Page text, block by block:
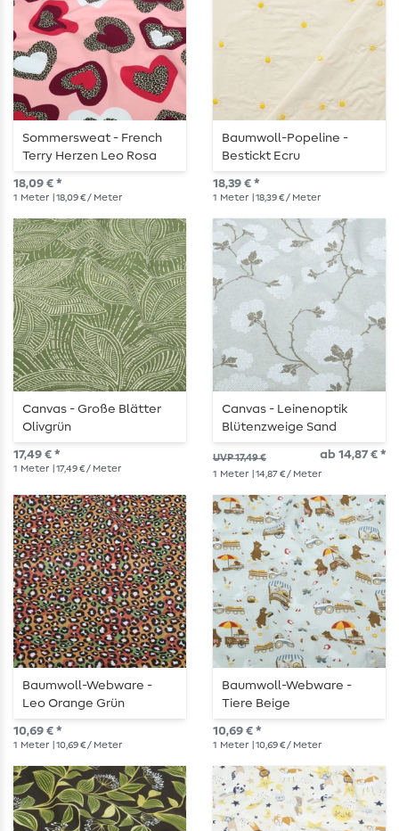
Sommersweat - French
Terry Herzen Leo Rosa
Angeraut
18,09 € *
1 Meter | 18,09 € / Meter
Baumwoll-Popeline -
Bestickt Ecru
18,39 € *
1 Meter | 18,39 € / Meter
Canvas - Große Blätter
Olivgrün
17,49 € *
1 Meter | 17,49 € / Meter
Canvas - Leinenoptik
Blütenzweige Sand
UVP 17,49 € ab 14,87 € *
1 Meter | 14,87 € / Meter
Baumwoll-Webware -
Leo Orange Grün
10,69 € *
1 Meter | 10,69 € / Meter
Baumwoll-Webware -
Tiere Beige
10,69 € *
1 Meter | 10,69 € / Meter